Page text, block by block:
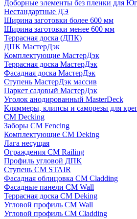
Доборные элементы без пленки для
Нестандартные ДЭ
Ширина заготовки более 600 мм
Ширина заготовки менее 600 мм
Террасная доска (ДПК)
ДПК МастерДэк
Комплектующие МастерДэк
Террасная доска МастерДэк
Фасадная доска МастерДэк
Ступень МастерДэк массив
Паркет садовый МастерДэк
Уголок анодированный MasterDeck
Кляммеры, клипсы и саморезы для
CM Decking
Заборы CM Fencing
Комплектующие CM Deking
Лага несущая
Ограждения CM Railing
Профиль угловой ДПК
Ступень CM STAIR
Фасадная облицовка CM Cladding
Фасадные панели CM Wall
Террасная доска CM Deking
Угловой профиль CM Wall
Угловой профиль CM Cladding